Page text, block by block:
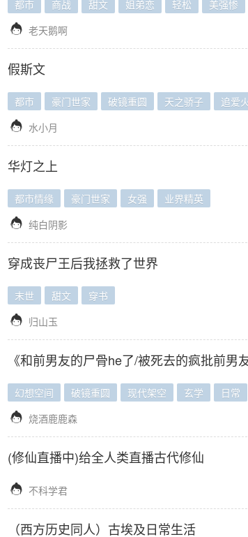
都市 商战 甜文 姐弟恋 轻松 美强惨
 老天鹅啊
假斯文
都市 豪门世家 破镜重圆 天之骄子 追爱
 水小月
华灯之上
都市情缘 豪门世家 女强 业界精英
 纯白阴影
穿成丧尸王后我拯救了世界
末世 甜文 穿书
 归山玉
《和前男友的尸骨he了/被死去的疯批前男
幻想空间 破镜重圆 现代架空 玄学 日常
 烧酒鹿鹿森
(修仙直播中)给全人类直播古代修仙
 不科学君
（西方历史同人）古埃及日常生活